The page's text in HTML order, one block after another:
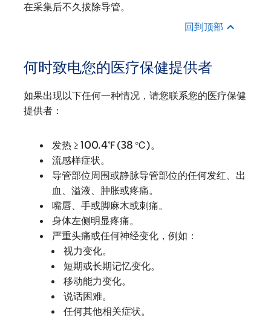
在采集后不久拔除导管。
回到顶部
何时致电您的医疗保健提供者
如果出现以下任何一种情况，请您联系您的医疗保健
提供者：
发热 ≥ 100.4℉ (38 ℃)。
流感样症状。
导管部位周围或静脉导管部位的任何发红、出
血、溢液、肿胀或疼痛。
嘴唇、手或脚麻木或刺痛。
身体左侧明显疼痛。
严重头痛或任何神经变化，例如：
视力变化。
短期或长期记忆变化。
移动能力变化。
说话困难。
任何其他相关症状。